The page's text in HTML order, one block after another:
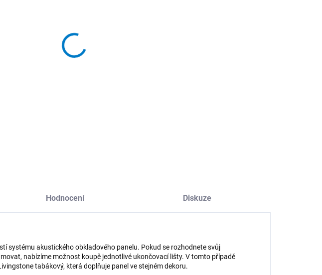
Hodnocení Diskuze
systému akustického obkladového panelu. Pokud se rozhodnete svůj
nabízíme možnost koupě jednotlivé ukončovací lišty. V tomto případě
tabákový, která doplňuje panel ve stejném dekoru.